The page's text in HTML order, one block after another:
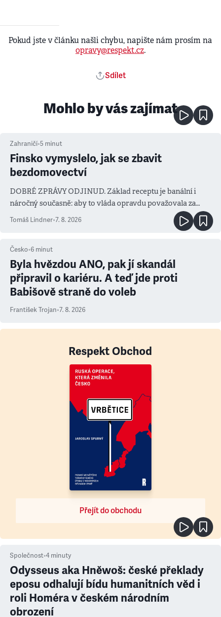
Pokud jste v článku našli chybu, napište nám prosím na
opravy@respekt.cz.
Sdílet
Mohlo by vás zajímat
Zahraničí•5 minut
Finsko vymyslelo, jak se zbavit
bezdomovectví
DOBRÉ ZPRÁVY ODJINUD. Základ receptu je banální i
náročný současně: aby to vláda opravdu považovala za
prioritu
Tomáš Lindner•7. 8. 2026
Česko•6 minut
Byla hvězdou ANO, pak jí skandál
připravil o kariéru. A teď jde proti
Babišově straně do voleb
František Trojan•7. 8. 2026
Respekt Obchod
Přejít do obchodu
Společnost•4 minuty
Odysseus aka Hněwoš: české překlady
eposu odhalují bídu humanitních věd i
roli Homéra v českém národním
obrození